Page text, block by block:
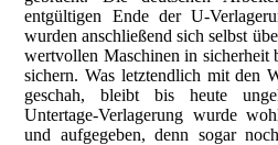
entgültigen Ende der U-
wurden anschließend sich selbst
wertvollen Maschinen in sicherheit
sichern. Was letztendlich mit den
geschah, bleibt bis heute
Untertage-Verlagerung wurde
und aufgegeben, denn sogar